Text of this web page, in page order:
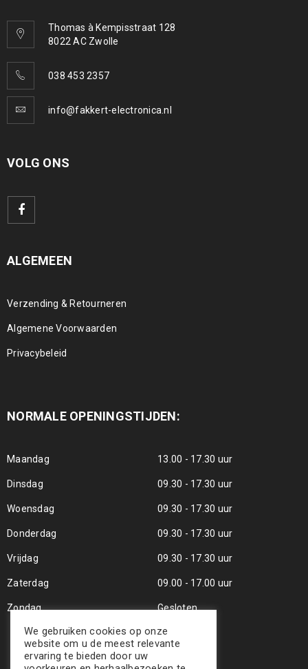
Thomas à Kempisstraat 128
8022 AC Zwolle
038 453 2357
info@fakkert-electronica.nl
VOLG ONS
ALGEMEEN
Verzending & Retourneren
Algemene Voorwaarden
Privacybeleid
NORMALE OPENINGSTIJDEN:
Maandag 13.00 - 17.30 uur
Dinsdag 09.30 - 17.30 uur
Woensdag 09.30 - 17.30 uur
Donderdag 09.30 - 17.30 uur
Vrijdag 09.30 - 17.30 uur
Zaterdag 09.00 - 17.00 uur
Zondag Gesloten
We gebruiken cookies op onze
website om u de meest relevante
ervaring te bieden door uw